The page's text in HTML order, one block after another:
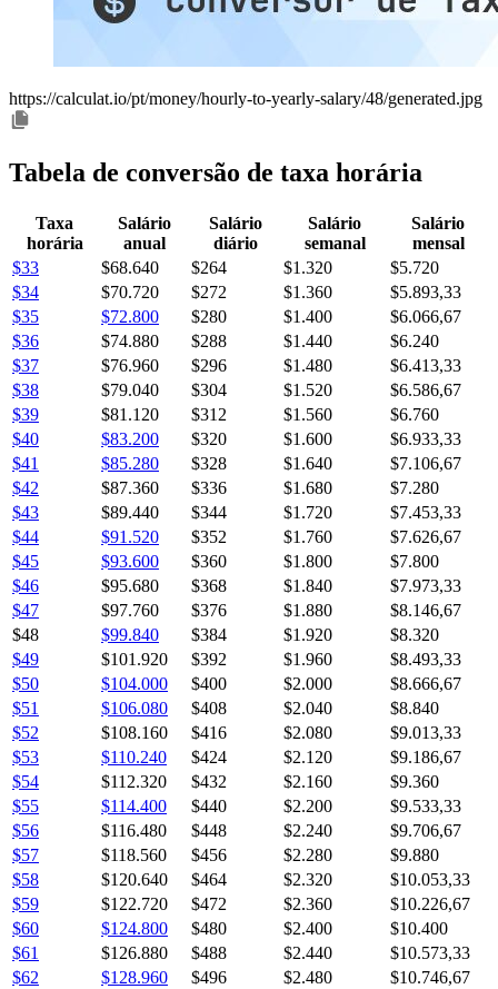
https://calculat.io/pt/money/hourly-to-yearly-salary/48/generated.jpg
Tabela de conversão de taxa horária
Taxa
horária
Salário
anual
Salário
diário
Salário
semanal
Salário
mensal
$33
$68.640 $264 $1.320
$5.720
$34
$70.720 $272 $1.360
$5.893,33
$35
$72.800 $280 $1.400
$6.066,67
$36
$74.880 $288 $1.440
$6.240
$37
$76.960 $296 $1.480
$6.413,33
$38
$79.040 $304 $1.520
$6.586,67
$39
$81.120 $312 $1.560
$6.760
$40
$83.200 $320 $1.600
$6.933,33
$41
$85.280 $328 $1.640
$7.106,67
$42
$87.360 $336 $1.680
$7.280
$43
$89.440 $344 $1.720
$7.453,33
$44
$91.520 $352 $1.760
$7.626,67
$45
$93.600 $360 $1.800
$7.800
$46
$95.680 $368 $1.840
$7.973,33
$47
$97.760 $376 $1.880
$8.146,67
$48
$99.840 $384 $1.920
$8.320
$49
$101.920 $392 $1.960
$8.493,33
$50
$104.000 $400 $2.000
$8.666,67
$51
$106.080 $408 $2.040
$8.840
$52
$108.160 $416 $2.080
$9.013,33
$53
$110.240 $424 $2.120
$9.186,67
$54
$112.320 $432 $2.160
$9.360
$55
$114.400 $440 $2.200
$9.533,33
$56
$116.480 $448 $2.240
$9.706,67
$57
$118.560 $456 $2.280
$9.880
$58
$120.640 $464 $2.320
$10.053,33
$59
$122.720 $472 $2.360
$10.226,67
$60
$124.800 $480 $2.400
$10.400
$61
$126.880 $488 $2.440
$10.573,33
$62
$128.960 $496 $2.480 $10.746,67